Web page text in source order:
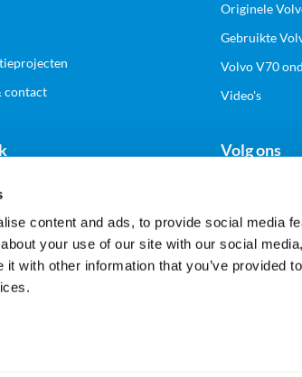
content and ads, to provide social media
your use of our site with our social
with other information that you’ve provided
contact
Originele
Gebruikte
Volvo V70
Video's
zakelijk account
Volg ons